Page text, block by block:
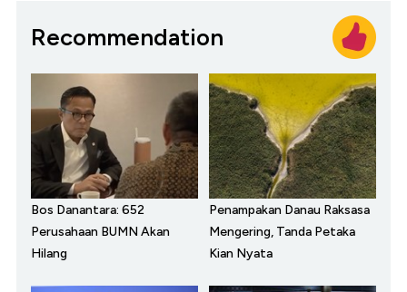
Recommendation
Bos Danantara: 652
Perusahaan BUMN Akan
Hilang
Penampakan Danau Raksasa
Mengering, Tanda Petaka
Kian Nyata